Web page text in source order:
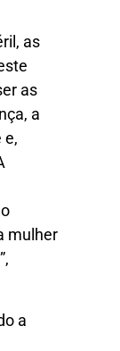
as
as
a
e,
mulher
a